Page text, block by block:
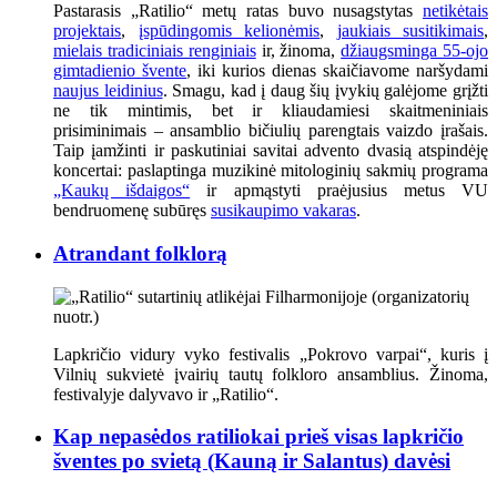
Pastarasis „Ratilio“ metų ratas buvo nusagstytas netikėtais
projektais, įspūdingomis kelionėmis, jaukiais susitikimais,
mielais tradiciniais renginiaisir, žinoma,džiaugsminga 55-ojo
gimtadienio švente, iki kurios dienas skaičiavome naršydami
naujus leidinius. Smagu, kad į daug šių įvykių galėjome grįžti
ne tik mintimis, bet ir kliaudamiesi skaitmeniniais
prisiminimais – ansamblio bičiulių parengtais vaizdo įrašais.
Taip įamžinti ir paskutiniai savitai advento dvasią atspindėję
koncertai: paslaptinga muzikinė mitologinių sakmių programa
„Kaukų išdaigos“ ir apmąstyti praėjusius metus VU
bendruomenę subūręs susikaupimo vakaras.
Atrandant folklorą
Lapkričio vidury vyko festivalis „Pokrovo varpai“, kuris į
Vilnių sukvietė įvairių tautų folkloro ansamblius. Žinoma,
festivalyje dalyvavo ir „Ratilio“.
Kap nepasėdos ratiliokai prieš visas lapkričio
šventes po svietą (Kauną ir Salantus) davėsi